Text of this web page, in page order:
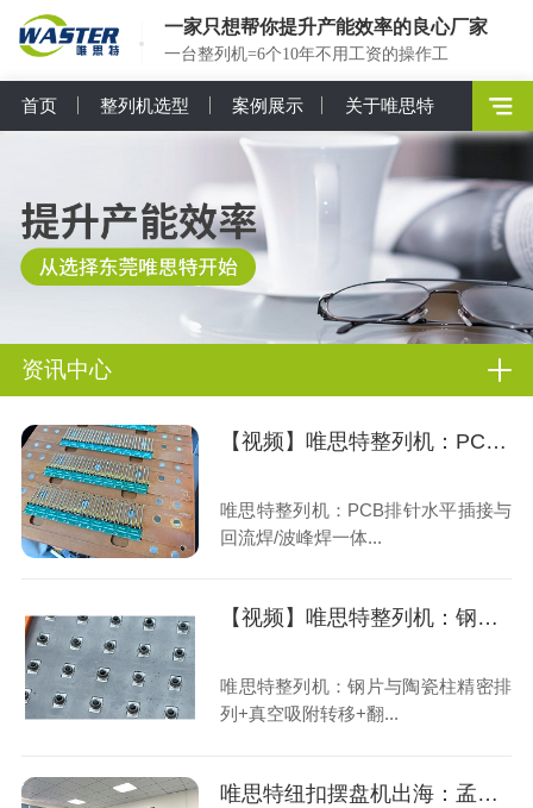
一家只想帮你提升产能效率的良心厂家
一台整列机=6个10年不用工资的操作工
首页 整列机选型 案例展示 关于唯思特
资讯中心
【视频】唯思特整列机：PCB排针水平插接与回流焊/波峰焊一体化解决方案
唯思特整列机：PCB排针水平插接与
回流焊/波峰焊一体...
【视频】唯思特整列机：钢片与陶瓷柱精密排列+真空吸附转移+翻转组装一体化解决方案
唯思特整列机：钢片与陶瓷柱精密排
列+真空吸附转移+翻...
唯思特纽扣摆盘机出海：孟加拉客户来厂验机纪实